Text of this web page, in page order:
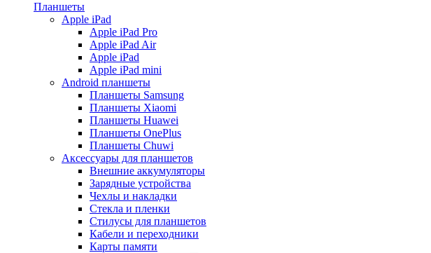
Планшеты
Apple iPad
Apple iPad Pro
Apple iPad Air
Apple iPad
Apple iPad mini
Android планшеты
Планшеты Samsung
Планшеты Xiaomi
Планшеты Huawei
Планшеты OnePlus
Планшеты Chuwi
Аксессуары для планшетов
Внешние аккумуляторы
Зарядные устройства
Чехлы и накладки
Стекла и пленки
Стилусы для планшетов
Кабели и переходники
Карты памяти